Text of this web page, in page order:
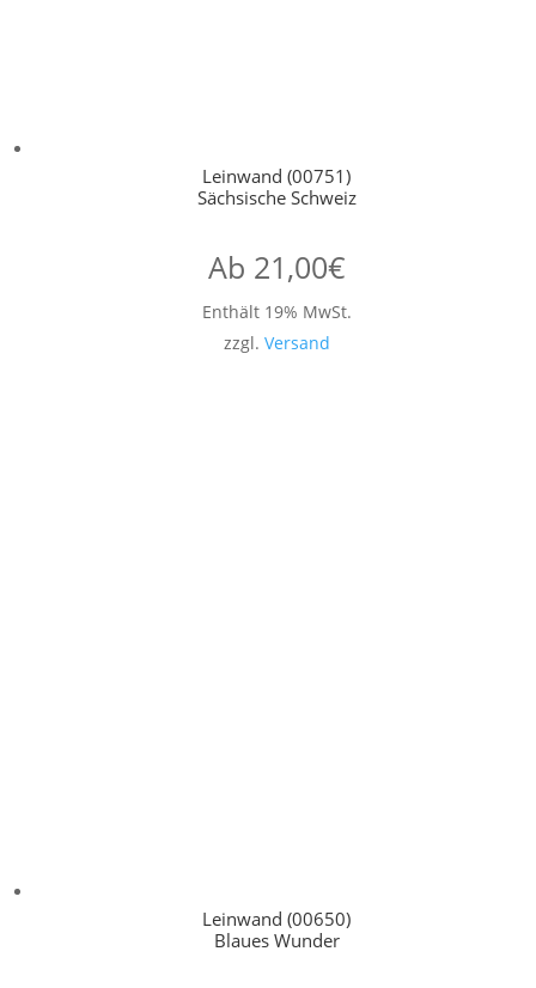
Leinwand (00751)
Sächsische Schweiz
Ab 21,00€
Enthält 19% MwSt.
zzgl. Versand
Leinwand (00650)
Blaues Wunder